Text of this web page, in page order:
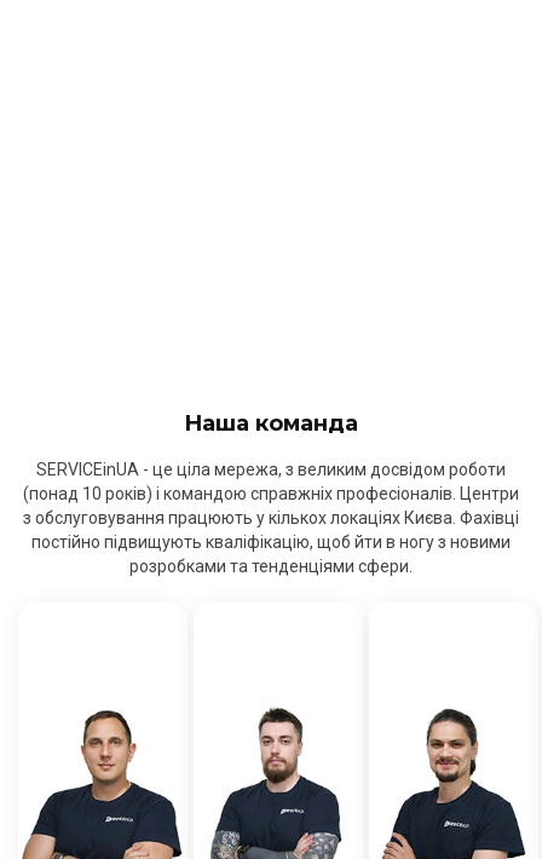
Наша команда
SERVICEinUA - це ціла мережа, з великим досвідом роботи
(понад 10 років) і командою справжніх професіоналів. Центри
з обслуговування працюють у кількох локаціях Києва. Фахівці
постійно підвищують кваліфікацію, щоб йти в ногу з новими
розробками та тенденціями сфери.